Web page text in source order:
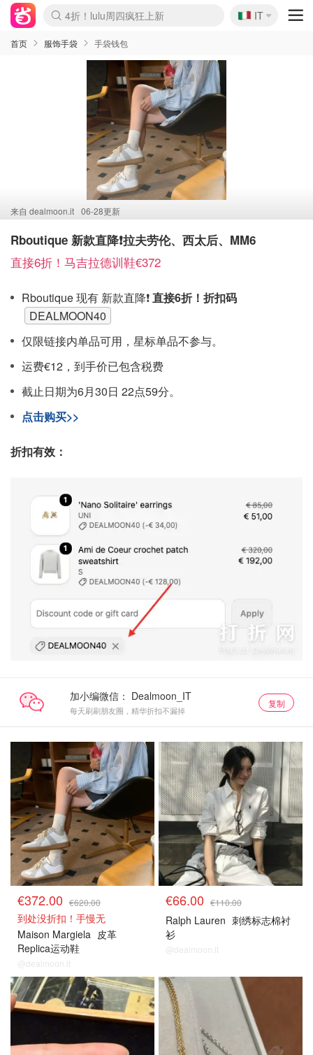
Boticinal 夏促开抢！
4折！lulu周四疯狂上新
速领！Stanley独家85折
Zalando 奥莱闪促！每日更新
🇮🇹
IT
首页 服饰手袋 手袋钱包
来自 dealmoon.it 06-28更新
Rboutique 新款直降❗️拉夫劳伦、西太后、MM6
直接6折！马吉拉德训鞋€372
Rboutique 现有 新款直降❗️直接6折！折扣码
DEALMOON40
仅限链接内单品可用，星标单品不参与。
运费€12，到手价已包含税费
截止日期为6月30日 22点59分。
点击购买>>
折扣有效：
加小编微信：
每天刷刷朋友圈，精华折扣不漏掉
复制
€372.00 €620.00
到处没折扣！手慢无
Maison Margiela 皮革
Replica运动鞋
@dealmoon.it
€66.00 €110.00
Ralph Lauren 刺绣标志棉衬
衫
@dealmoon.it